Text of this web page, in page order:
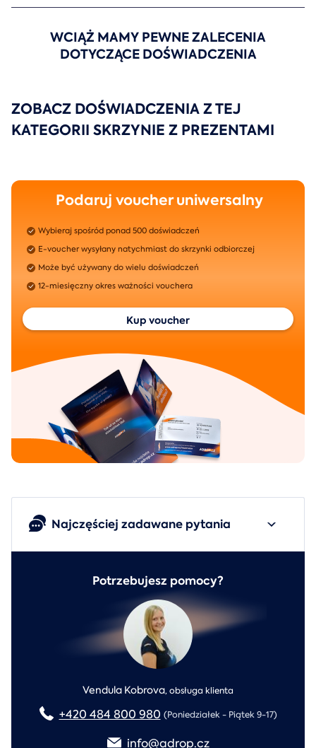
WCIĄŻ MAMY PEWNE ZALECENIA
DOTYCZĄCE DOŚWIADCZENIA
ZOBACZ DOŚWIADCZENIA Z TEJ
KATEGORII SKRZYNIE Z PREZENTAMI
Podaruj voucher uniwersalny
Wybieraj spośród ponad 500 doświadczeń
E-voucher wysyłany natychmiast do skrzynki odbiorczej
Może być używany do wielu doświadczeń
12-miesięczny okres ważności vouchera
Kup voucher
Najczęściej zadawane pytania
Potrzebujesz pomocy?
Vendula Kobrova,obsługa klienta
+420 484 800 980 (Poniedziałek - Piątek 9-17)
info@adrop.cz